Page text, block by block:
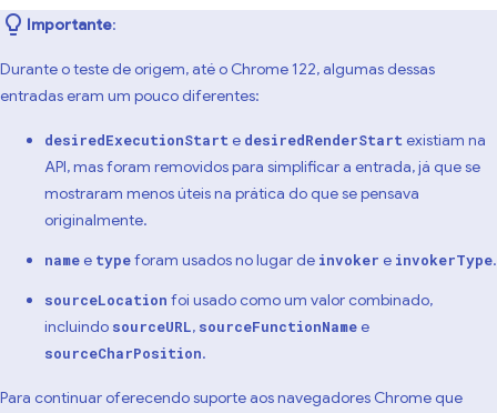
Importante:
Durante o teste de origem, até o Chrome 122, algumas dessas
entradas eram um pouco diferentes:
desiredExecutionStart e desiredRenderStart existiam na
API, mas foram removidos para simplificar a entrada, já que se
mostraram menos úteis na prática do que se pensava
originalmente.
namee typeforam usados no lugar de invoker e invokerType.
sourceLocation foi usado como um valor combinado,
incluindo sourceURL, sourceFunctionNamee
sourceCharPosition.
Para continuar oferecendo suporte aos navegadores Chrome que